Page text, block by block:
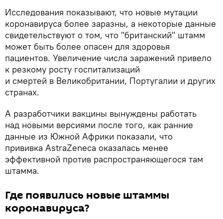
Исследования показывают, что новые мутации
коронавируса более заразны, а некоторые данные
свидетельствуют о том, что "британский" штамм
может быть более опасен для здоровья
пациентов. Увеличение числа заражений привело
к резкому росту госпитализаций
и смертей в Великобритании, Португалии и других
странах.
А разработчики вакцины вынуждены работать
над новыми версиями после того, как ранние
данные из Южной Африки показали, что
прививка AstraZeneca оказалась менее
эффективной против распространяющегося там
штамма.
Где появились новые штаммы
коронавируса?